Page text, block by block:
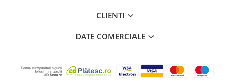
CLIENTI
DATE COMERCIALE